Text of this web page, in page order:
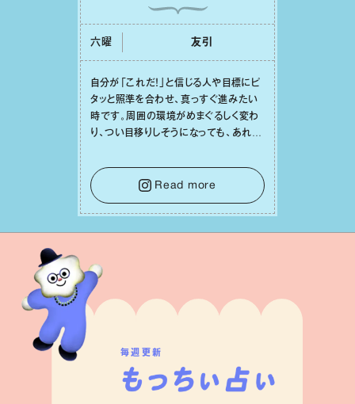
六曜 友引
⾃分が「これだ！」と信じる⼈や⽬標にピ
タッと照準を合わせ、真っすぐ進みたい
時です。周囲の環境がめまぐるしく変わ
り、つい⽬移りしそうになっても、あれこ
をそっと⼿放し、⽬の前のことに集中しま
しょう。そのブレない決意が、あなたにと
って有意義で安定した成果を引き寄せま
す。
Read more
毎週更新